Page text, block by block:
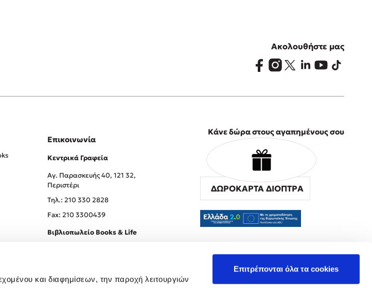
και διαφημίσεων, την παροχή λειτουργιών
Επιτρέπονται όλα τα cookies
Ακολουθήστε μας
Επικοινωνία
Κεντρικά Γραφεία
Αγ. Παρασκευής 40, 121 32,
Περιστέρι
Tηλ.: 210 330 2828
Fax: 210 3300439
Βιβλιοπωλείο Books & Life
Κάνε δώρα στους αγαπημένους σου
ΔΩΡΟΚΑΡΤΑ ΔΙΟΠΤΡΑ